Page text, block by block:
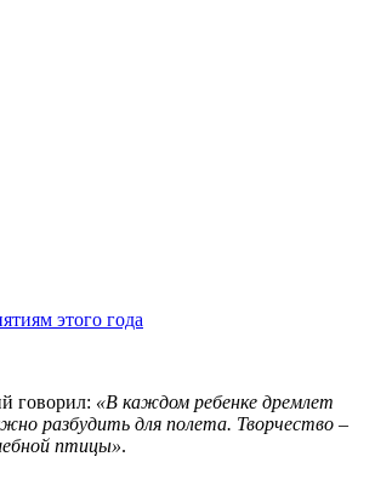
этого года
говорил: «В каждом ребенке дремлет
разбудить для полета. Творчество –
птицы».